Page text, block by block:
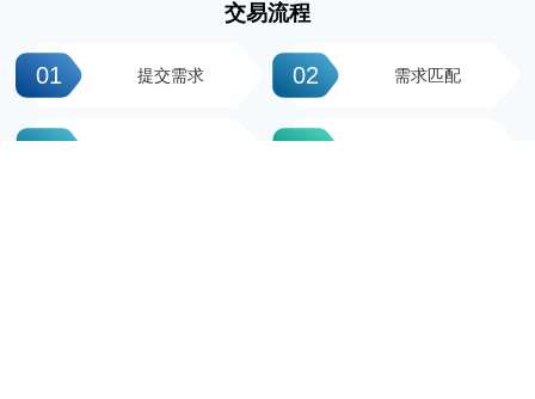
交易流程
01 提交需求 02 需求匹配
03 04